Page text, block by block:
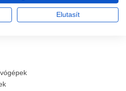
Elutasít